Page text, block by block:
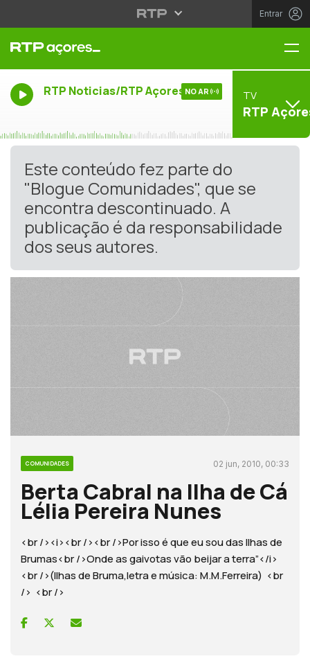
Entrar
RTP Noticias/RTP Açores NO AR TV
RTP
Este conteúdo fez parte do
"Blogue Comunidades", que se
encontra descontinuado. A
publicação é da responsabilidade
dos seus autores.
COMUNIDADES 02 jun, 2010, 00:33
Berta Cabral na Ilha de Cá
Lélia Pereira Nunes
<br /><i><br /><br />Por isso é que eu sou das Ilhas de
Brumas<br />Onde as gaivotas vão beijar a terra”</i>
<br />(Ilhas de Bruma,letra e música: M.M.Ferreira) <br
/> <br />